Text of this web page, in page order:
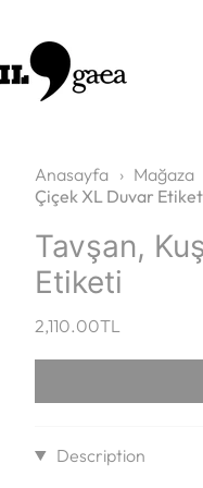
Anasayfa › Mağaza
Çiçek XL Duvar
Tavşan,
Etiketi
2,110.00TL
Description